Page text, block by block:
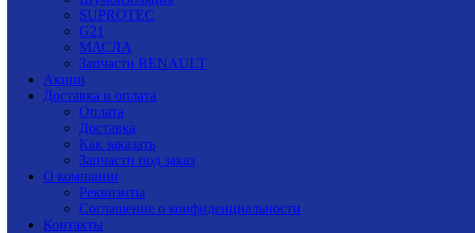
SUPROTEC
G21
МАСЛА
Запчасти RENAULT
Акции
Доставка и оплата
Оплата
Доставка
Как заказать
Запчасти под заказ
О компании
Реквизиты
Соглашение о конфиденциальности
Контакты